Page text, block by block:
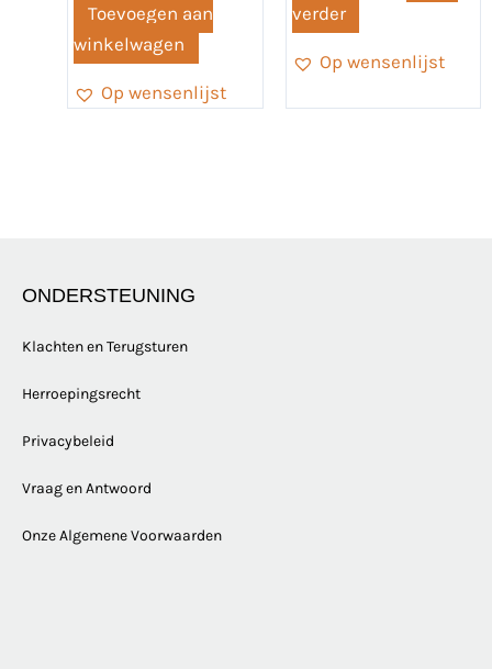
Toevoegen aan
winkelwagen
Op wensenlijst
verder
Op wensenlijst
ONDERSTEUNING
Klachten en Terugsturen
Herroepingsrecht
Privacybeleid
Vraag en Antwoord
Onze Algemene Voorwaarden